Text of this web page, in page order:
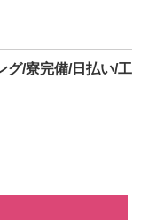
グ/寮完備/日払い/工